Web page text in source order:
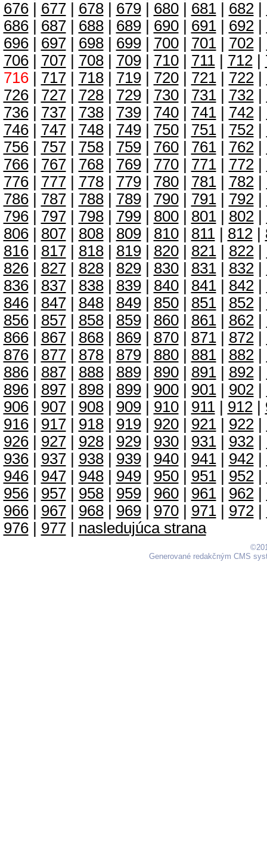
676| 677| 678| 679| 680| 681| 682|
686| 687| 688| 689| 690| 691| 692|
696| 697| 698| 699| 700| 701| 702|
706| 707| 708| 709| 710| 711| 712|
716| 717| 718| 719| 720| 721| 722|
726| 727| 728| 729| 730| 731| 732|
736| 737| 738| 739| 740| 741| 742|
746| 747| 748| 749| 750| 751| 752|
756| 757| 758| 759| 760| 761| 762|
766| 767| 768| 769| 770| 771| 772|
776| 777| 778| 779| 780| 781| 782|
786| 787| 788| 789| 790| 791| 792|
796| 797| 798| 799| 800| 801| 802|
806| 807| 808| 809| 810| 811| 812|
816| 817| 818| 819| 820| 821| 822|
826| 827| 828| 829| 830| 831| 832|
836| 837| 838| 839| 840| 841| 842|
846| 847| 848| 849| 850| 851| 852|
856| 857| 858| 859| 860| 861| 862|
866| 867| 868| 869| 870| 871| 872|
876| 877| 878| 879| 880| 881| 882|
886| 887| 888| 889| 890| 891| 892|
896| 897| 898| 899| 900| 901| 902|
906| 907| 908| 909| 910| 911| 912|
916| 917| 918| 919| 920| 921| 922|
926| 927| 928| 929| 930| 931| 932|
936| 937| 938| 939| 940| 941| 942|
946| 947| 948| 949| 950| 951| 952|
956| 957| 958| 959| 960| 961| 962|
966| 967| 968| 969| 970| 971| 972|
976| 977| nasledujúca strana
Generované redakčným CMS